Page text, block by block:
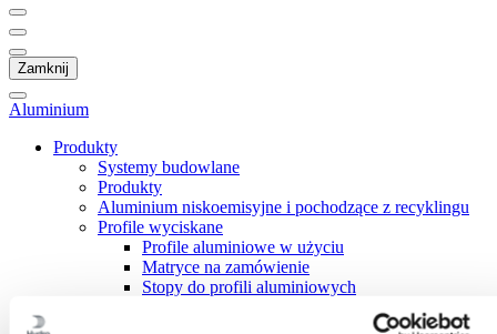
Zamknij
Aluminium
Produkty
Systemy budowlane
Produkty
Aluminium niskoemisyjne i pochodzące z recyklingu
Profile wyciskane
Profile aluminiowe w użyciu
Matryce na zamówienie
Stopy do profili aluminiowych